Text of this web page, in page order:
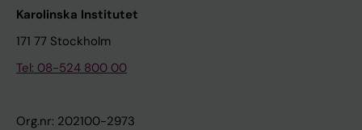
Karolinska Institutet
171 77 Stockholm
Tel: 08-524 800 00
Org.nr: 202100-2973